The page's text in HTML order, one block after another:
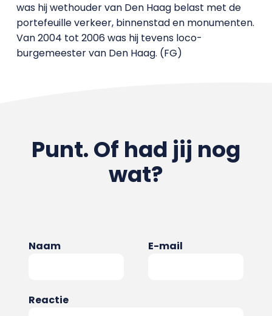
was hij wethouder van Den Haag belast met de
portefeuille verkeer, binnenstad en monumenten.
Van 2004 tot 2006 was hij tevens loco-
burgemeester van Den Haag. (FG)
Punt. Of had jij nog
wat?
Naam E-mail
Reactie